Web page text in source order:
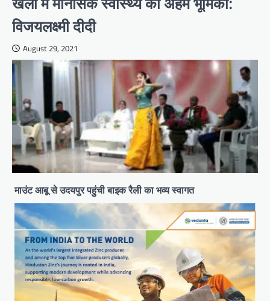
विजयलक्ष्मी दीदी
August 29, 2021
माउंट आबू से उदयपुर पहुंची बाइक रैली का भव्य स्वागत